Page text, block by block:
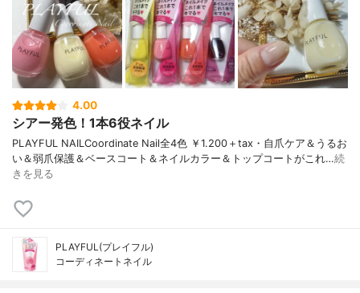
4.00
シアー発色！1本6役ネイル
PLAYFUL NAILCoordinate Nail全4色 ￥1.200＋tax・自爪ケア＆うるお
い＆弱爪保護＆ベースコート＆ネイルカラー＆トップコートがこれ…続
きを見る
PLAYFUL(プレイフル)
コーディネートネイル